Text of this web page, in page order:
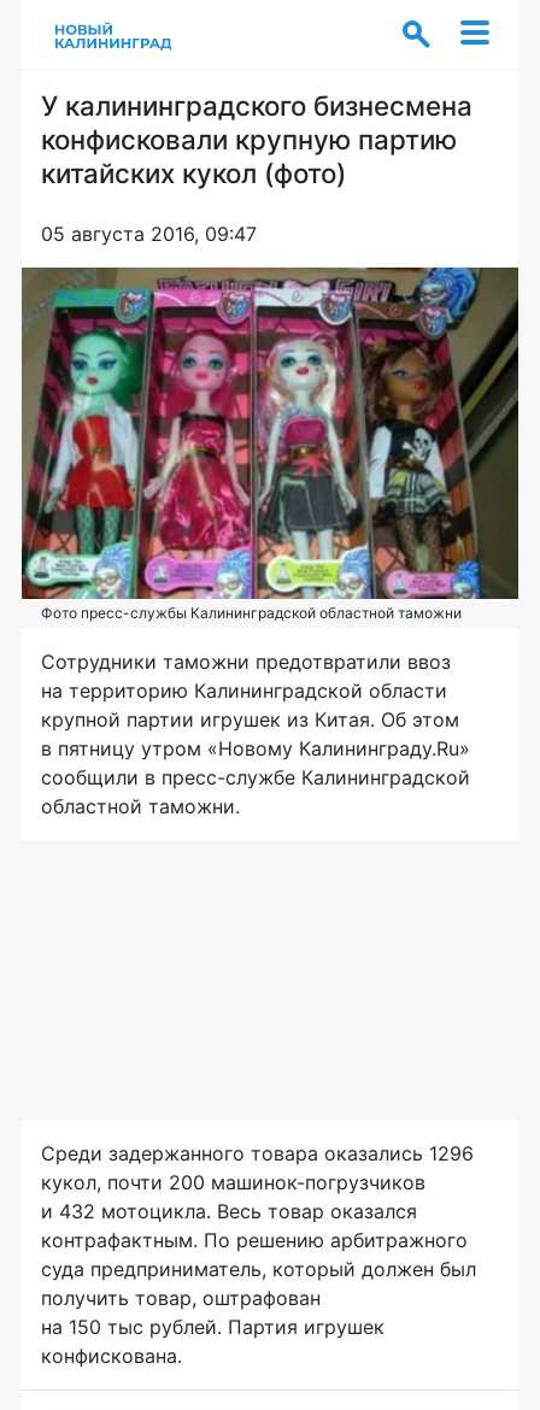
У калининградского бизнесмена
конфисковали крупную партию
китайских кукол (фото)
05 августа 2016, 09:47
Фото пресс-службы Калининградской областной таможни
Сотрудники таможни предотвратили ввоз
на территорию Калининградской области
крупной партии игрушек из Китая. Об этом
в пятницу утром «Новому Калининграду.Ru»
сообщили в пресс-службе Калининградской
областной таможни.
Среди задержанного товара оказались 1296
кукол, почти 200 машинок-погрузчиков
и 432 мотоцикла. Весь товар оказался
контрафактным. По решению арбитражного
суда предприниматель, который должен был
получить товар, оштрафован
на 150 тыс рублей. Партия игрушек
конфискована.